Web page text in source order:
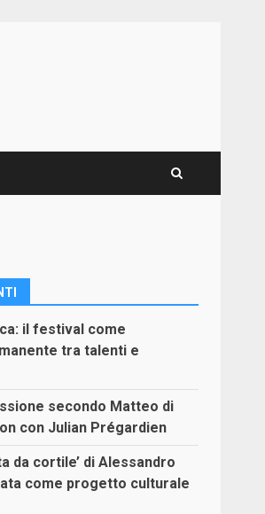
il festival come
tra talenti e
secondo Matteo di
con Julian Prégardien
da cortile’ di Alessandro
come progetto culturale